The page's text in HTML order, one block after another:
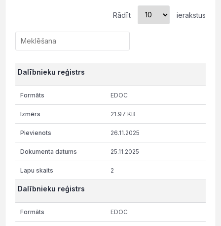
Rādīt ierakstus
Dalībnieku reģistrs
EDOC
21.97 KB
26.11.2025
25.11.2025
2
Dalībnieku reģistrs
EDOC